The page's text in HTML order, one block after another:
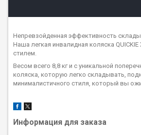
Непревзойденная эффективность
Наша легкая инвалидная коляска
стилем.
Весом всего 8,8 кг и с уникальной
коляска, которую легко складывать,
минималистичного стиля, который вы
Информация для заказа